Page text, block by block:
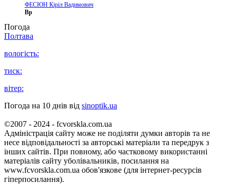
ФЕСЮН Кіріл Вадимович
Вр
Погода
Полтава
вологість:
тиск:
вітер:
Погода на 10 днів від sinoptik.ua
©2007 - 2024 - fcvorskla.com.ua
Адміністрація сайту може не поділяти думки авторів та не
несе відповідальності за авторські матеріали та передрук з
інших сайтів. При повному, або частковому використанні
матеріалів сайту уболівальників, посилання на
www.fcvorskla.com.ua обов'язкове (для інтернет-ресурсів
гіперпосилання).